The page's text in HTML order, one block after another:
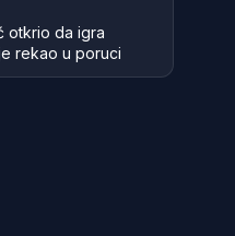
otkrio da igra
rekao u poruci